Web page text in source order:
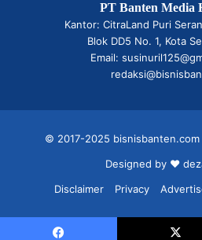
PT Banten Media
Kantor: CitraLand Puri
Blok DD5 No. 1, Kota
Email:
© 2017-2025 bisnisbanten.com
Designed by ❤
Disclaimer
Privacy